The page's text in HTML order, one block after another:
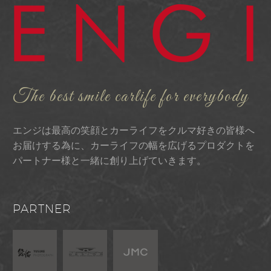
The best smile carlife for everybody
エンジは最高の笑顔とカーライフをクルマ好きの皆様へ
お届けする為に、カーライフの幅を広げるプロダクトを
パートナー様と一緒に創り上げていきます。
PARTNER